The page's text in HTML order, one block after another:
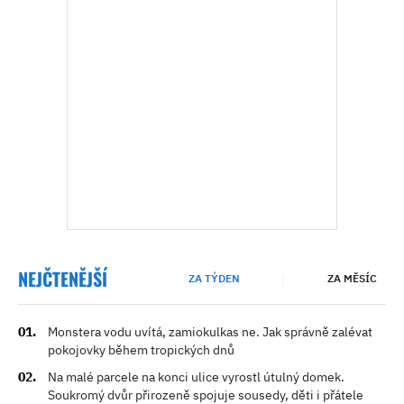
NEJČTENĚJŠÍ ZA TÝDEN ZA MĚSÍC
Monstera vodu uvítá, zamiokulkas ne. Jak správně zalévat
pokojovky během tropických dnů
Na malé parcele na konci ulice vyrostl útulný domek.
Soukromý dvůr přirozeně spojuje sousedy, děti i přátele